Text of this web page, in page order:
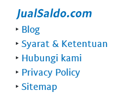
‣ Blog
‣ Syarat & Ketentuan
‣ Hubungi kami
‣ Privacy Policy
‣ Sitemap